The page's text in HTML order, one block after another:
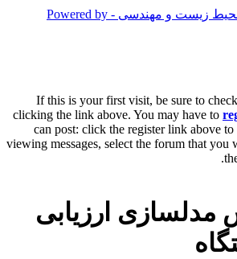
If this is your first visit, be sure to
clicking the link above. You may have to
can post: click the register link above to
viewing messages, select the forum that you
مدلسازی ارزیابی